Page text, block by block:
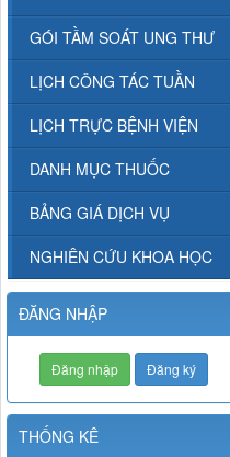
GÓI TẦM SOÁT UNG THƯ
LỊCH CÔNG TÁC TUẦN
LỊCH TRỰC BỆNH VIỆN
DANH MỤC THUỐC
BẢNG GIÁ DỊCH VỤ
NGHIÊN CỨU KHOA HỌC
ĐĂNG NHẬP
Đăng nhập Đăng ký
THỐNG KÊ